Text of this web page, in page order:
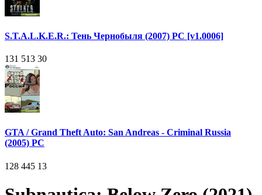
S.T.A.L.K.E.R.: Тень Чернобыля (2007) PC [v1.0006]
131 513 30
GTA / Grand Theft Auto: San Andreas - Criminal Russia
(2005) PC
128 445 13